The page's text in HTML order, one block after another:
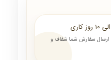
ارسال سفارش شما شفاف و